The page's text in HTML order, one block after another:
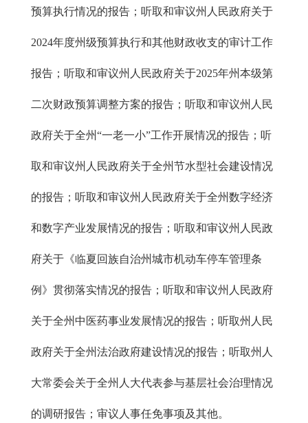
预算执行情况的报告；听取和审议州人民政府关于
2024年度州级预算执行和其他财政收支的审计工作
报告；听取和审议州人民政府关于2025年州本级第
二次财政预算调整方案的报告；听取和审议州人民
政府关于全州“一老一小”工作开展情况的报告；听
取和审议州人民政府关于全州节水型社会建设情况
的报告；听取和审议州人民政府关于全州数字经济
和数字产业发展情况的报告；听取和审议州人民政
府关于《临夏回族自治州城市机动车停车管理条
例》贯彻落实情况的报告；听取和审议州人民政府
关于全州中医药事业发展情况的报告；听取州人民
政府关于全州法治政府建设情况的报告；听取州人
大常委会关于全州人大代表参与基层社会治理情况
的调研报告；审议人事任免事项及其他。